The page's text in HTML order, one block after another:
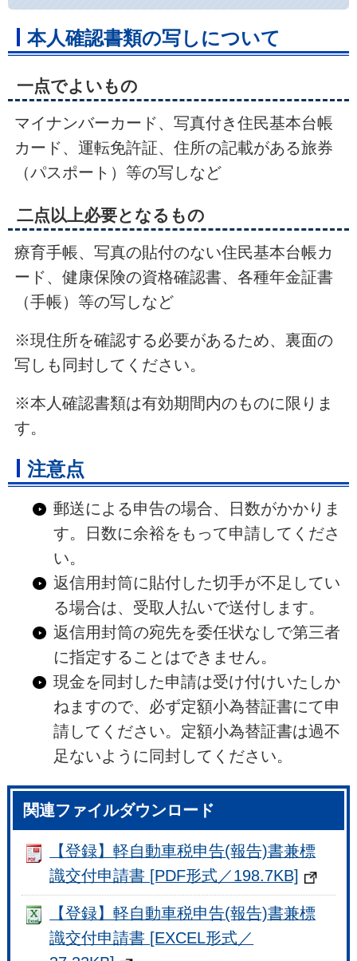
本人確認書類の写しについて
一点でよいもの
マイナンバーカード、写真付き住民基本台帳
カード、運転免許証、住所の記載がある旅券
（パスポート）等の写しなど
二点以上必要となるもの
療育手帳、写真の貼付のない住民基本台帳カ
ード、健康保険の資格確認書、各種年金証書
（手帳）等の写しなど
※現住所を確認する必要があるため、裏面の
写しも同封してください。
※本人確認書類は有効期間内のものに限りま
す。
注意点
郵送による申告の場合、日数がかかりま
す。日数に余裕をもって申請してくださ
い。
返信用封筒に貼付した切手が不足してい
る場合は、受取人払いで送付します。
返信用封筒の宛先を委任状なしで第三者
に指定することはできません。
現金を同封した申請は受け付けいたしか
ねますので、必ず定額小為替証書にて申
請してください。定額小為替証書は過不
足ないように同封してください。
関連ファイルダウンロード
【登録】軽自動車税申告(報告)書兼標
識交付申請書 [PDF形式／198.7KB]
【登録】軽自動車税申告(報告)書兼標
識交付申請書 [EXCEL形式／